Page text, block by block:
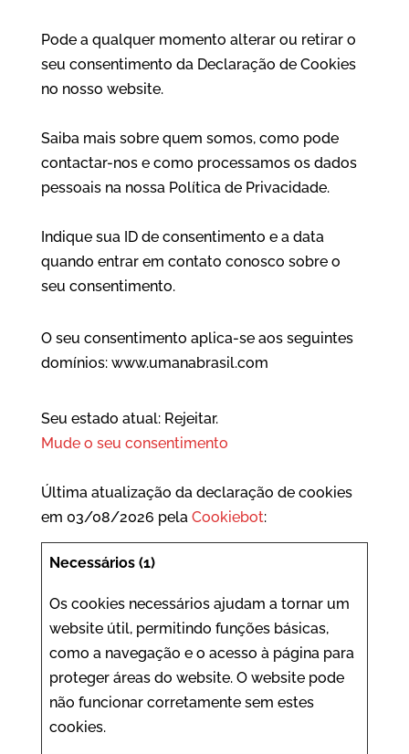
Pode a qualquer momento alterar ou retirar o
seu consentimento da Declaração de Cookies
no nosso website.
Saiba mais sobre quem somos, como pode
contactar-nos e como processamos os dados
pessoais na nossa Política de Privacidade.
Indique sua ID de consentimento e a data
quando entrar em contato conosco sobre o
seu consentimento.
O seu consentimento aplica-se aos seguintes
domínios: www.umanabrasil.com
Seu estado atual: Rejeitar.
Mude o seu consentimento
Última atualização da declaração de cookies
em 03/08/2026 pela Cookiebot:
Necessários (1)
Os cookies necessários ajudam a tornar um
website útil, permitindo funções básicas,
como a navegação e o acesso à página para
proteger áreas do website. O website pode
não funcionar corretamente sem estes
cookies.